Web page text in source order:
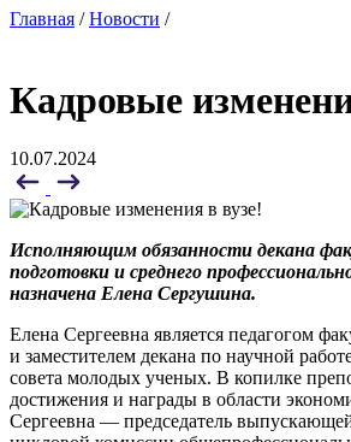
Главная /Новости /
Кадровые
10.07.2024
Исполняющим обязанности декана
подготовки и среднего
назначена Елена Сергушина.
Елена Сергеевна является педагогом
и заместителем декана по научной
совета молодых ученых. В копилке
достижения и награды в области
Сергеевна — председатель